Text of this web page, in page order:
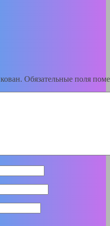
Обязательные поля